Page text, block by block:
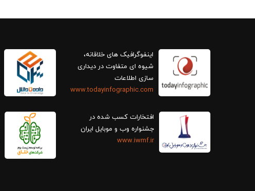
اینفوگرافیک های خلاقانه،
سازی اطلاعات
www.todayinfographic.com
افتخارات کسب شده در
جشنواره وب و موبایل ایران
www.iwmf.ir